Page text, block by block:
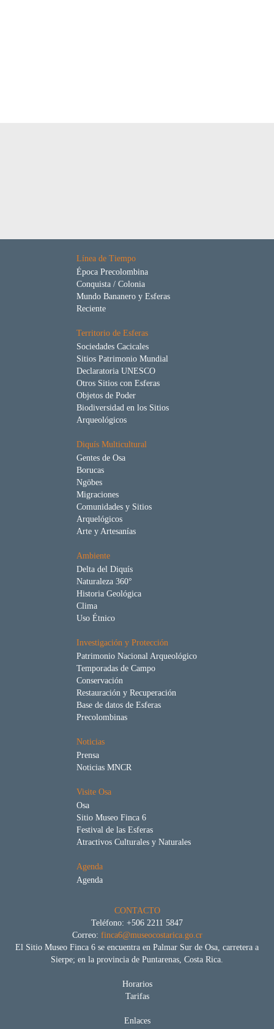
Línea de Tiempo
Época Precolombina
Conquista / Colonia
Mundo Bananero y Esferas
Reciente
Territorio de Esferas
Sociedades Cacicales
Sitios Patrimonio Mundial
Declaratoria UNESCO
Otros Sitios con Esferas
Objetos de Poder
Biodiversidad en los Sitios
Arqueológicos
Diquís Multicultural
Gentes de Osa
Borucas
Ngöbes
Migraciones
Comunidades y Sitios
Arquelógicos
Arte y Artesanías
Ambiente
Delta del Diquís
Naturaleza 360°
Historia Geológica
Clima
Uso Étnico
Investigación y Protección
Patrimonio Nacional Arqueológico
Temporadas de Campo
Conservación
Restauración y Recuperación
Base de datos de Esferas
Precolombinas
Noticias
Prensa
Noticias MNCR
Visite Osa
Osa
Sitio Museo Finca 6
Festival de las Esferas
Atractivos Culturales y Naturales
Agenda
Agenda
CONTACTO
Teléfono: +506 2211 5847
Correo: finca6@museocostarica.go.cr
El Sitio Museo Finca 6 se encuentra en Palmar Sur de Osa, carretera a
Sierpe; en la provincia de Puntarenas, Costa Rica.
Horarios
Tarifas
Enlaces